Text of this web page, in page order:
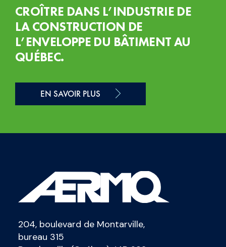
CROÎTRE DANS L’INDUSTRIE DE
LA CONSTRUCTION DE
L’ENVELOPPE DU BÂTIMENT AU
QUÉBEC.
EN SAVOIR PLUS
204, boulevard de Montarville,
bureau 315